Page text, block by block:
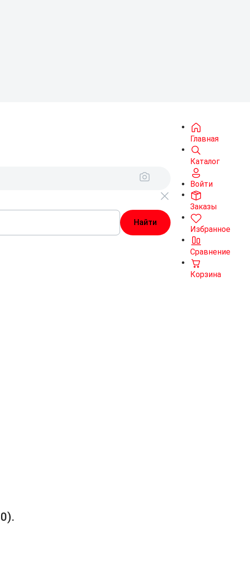
Главная
Каталог
Войти
Заказы
Избранное
Сравнение
Корзина